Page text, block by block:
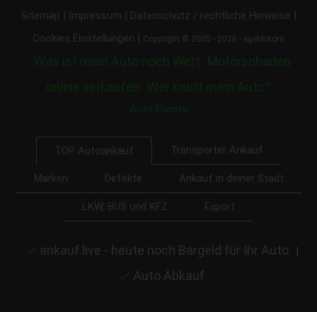
Sitemap Impressum Datenschutz / rechtliche Hinweise
Cookies Einstellungen Copyright © 2005 - 2026 - egeMotors
Was ist mein Auto noch Wert Motorschaden
online verkaufen
Wer kauft mein Auto?
Auto Events
TOP Autoankauf Transporter Ankauf
Marken Defekte Ankauf in deiner Stadt
LKW, BUS und KFZ Export
ankauf.live - heute noch Bargeld für Ihr Auto
Auto Abkauf